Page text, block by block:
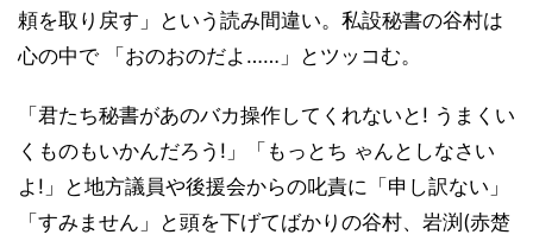
頼を取り戻す」という読み間違い。私設秘書の谷村は
心の中で 「おのおのだよ……」とツッコむ。
「君たち秘書があのバカ操作してくれないと! うまくい
くものもいかんだろう!」「もっとち ゃんとしなさい
よ!」と地方議員や後援会からの叱責に「申し訳ない」
「すみません」と頭を下げてばかりの谷村、岩渕(赤楚